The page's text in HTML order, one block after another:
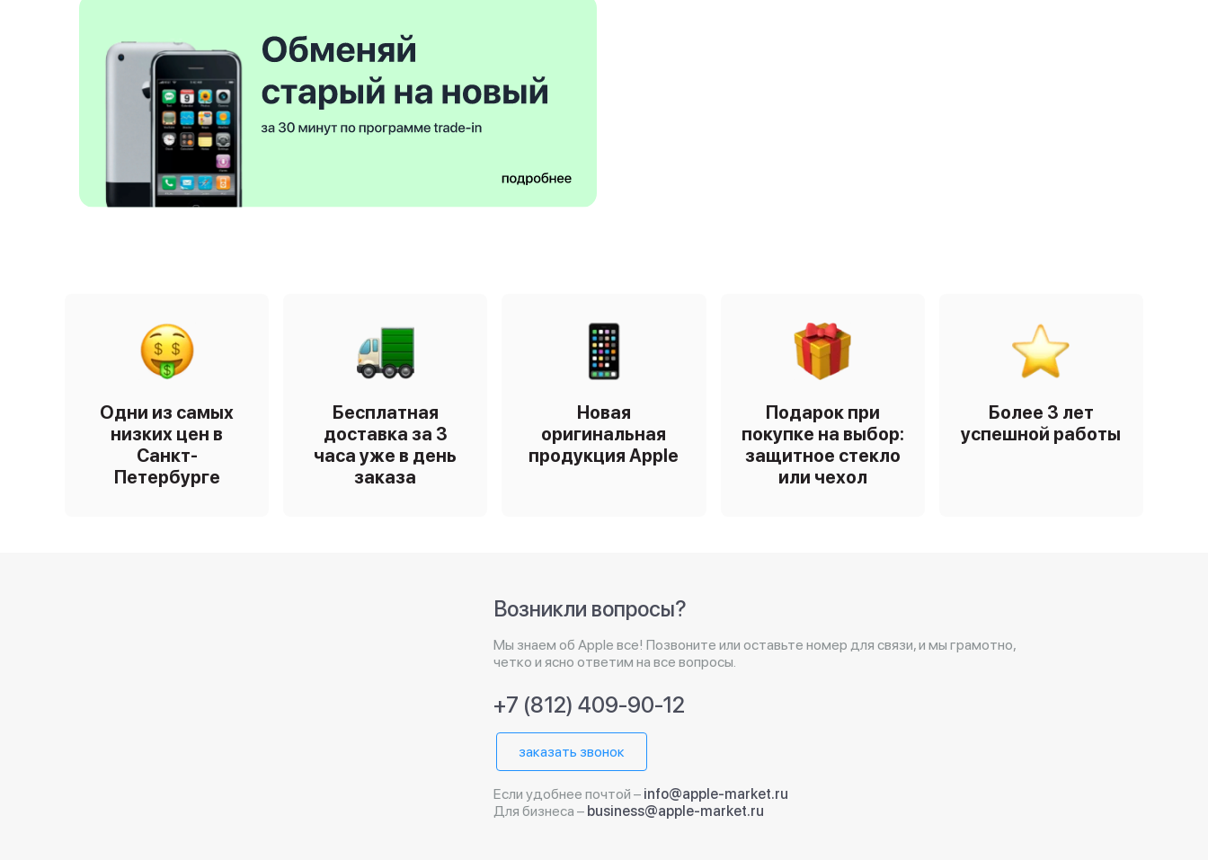
Одни из самых
низких цен в
Санкт-
Петербурге
Бесплатная
доставка за 3
часа уже в день
заказа
Новая
оригинальная
продукция Apple
Подарок при
покупке на выбор:
защитное стекло
или чехол
Более 3 лет
успешной работы
Возникли вопросы?
Мы знаем об Apple все! Позвоните или оставьте номер для связи, и мы грамотно,
четко и ясно ответим на все вопросы.
+7 (812) 409-90-12
заказать звонок
Если удобнее почтой – info@apple-market.ru
Для бизнеса – business@apple-market.ru